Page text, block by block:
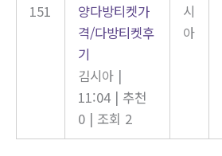
151
양다방티켓가
격/다방티켓후
기
김시아 |
11:04 | 추천
0 | 조회 2
시
아